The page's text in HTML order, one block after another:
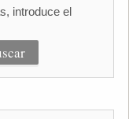
introduce el